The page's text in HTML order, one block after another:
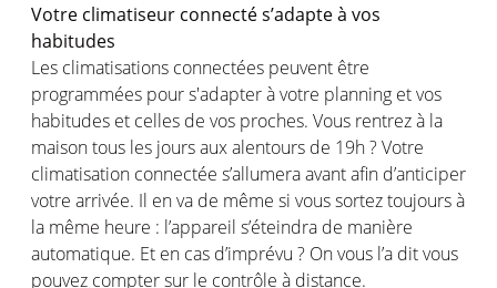
Votre climatiseur connecté s’adapte à vos
habitudes
Les climatisations connectées peuvent être
programmées pour s'adapter à votre planning et vos
habitudes et celles de vos proches. Vous rentrez à la
maison tous les jours aux alentours de 19h ? Votre
climatisation connectée s’allumera avant afin d’anticiper
votre arrivée. Il en va de même si vous sortez toujours à
la même heure : l’appareil s’éteindra de manière
automatique. Et en cas d’imprévu ? On vous l’a dit vous
pouvez compter sur le contrôle à distance.